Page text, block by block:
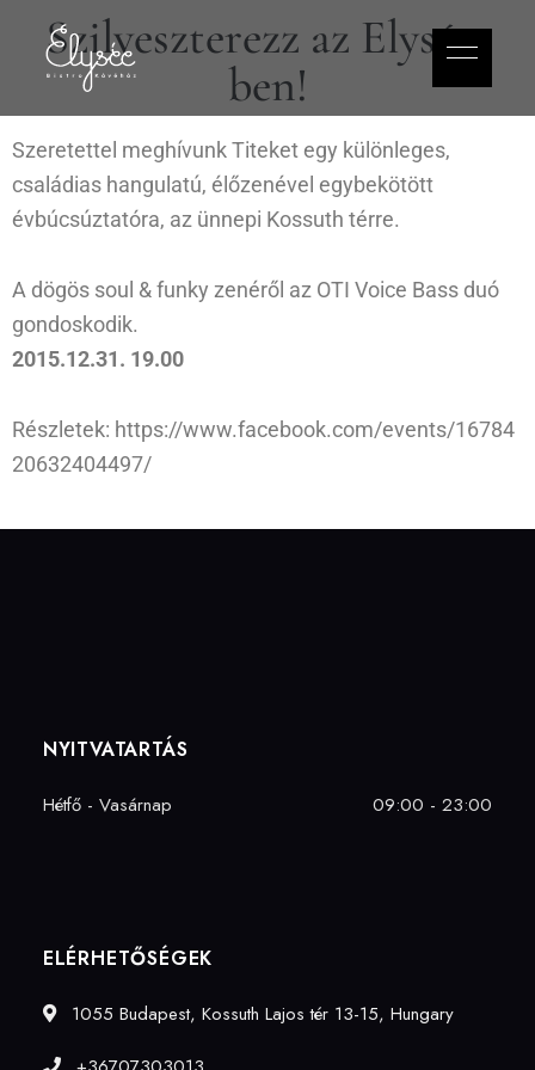
Szilveszterezz az Elysée-
ben!
Szeretettel meghívunk Titeket egy különleges,
családias hangulatú, élőzenével egybekötött
évbúcsúztatóra, az ünnepi Kossuth térre.
A dögös soul & funky zenéről az OTI Voice Bass duó
gondoskodik.
2015.12.31. 19.00
Részletek: https://www.facebook.com/events/16784
20632404497/
NYITVATARTÁS
Hétfő - Vasárnap 09:00 - 23:00
ELÉRHETŐSÉGEK
1055 Budapest, Kossuth Lajos tér 13-15, Hungary